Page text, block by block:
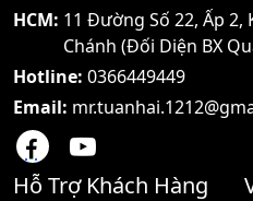
HCM: 11 Đường Số 22, Ấp 2,
Chánh (Đối Diện BX
Hotline: 0366449449
Email:
Hỗ Trợ Khách Hàng